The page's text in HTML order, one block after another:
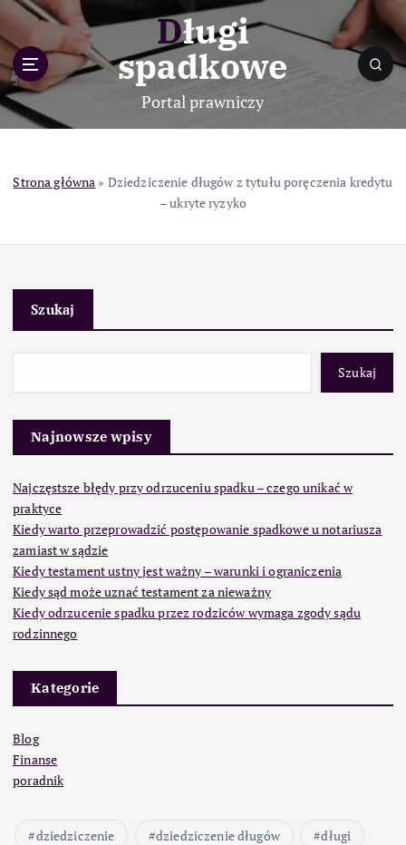
p
o
c
Długi
spadkowe
Portal prawniczy
Strona główna » Dziedziczenie długów z tytułu poręczenia kredytu
– ukryte ryzyko
Szukaj
Szukaj
Najnowsze wpisy
Najczęstsze błędy przy odrzuceniu spadku – czego unikać w
praktyce
Kiedy warto przeprowadzić postępowanie spadkowe u notariusza
zamiast w sądzie
Kiedy testament ustny jest ważny – warunki i ograniczenia
Kiedy sąd może uznać testament za nieważny
Kiedy odrzucenie spadku przez rodziców wymaga zgody sądu
rodzinnego
Kategorie
Blog
Finanse
poradnik
dziedziczenie dziedziczenie długów
długi